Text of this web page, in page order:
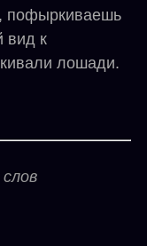
вид к
лошади.